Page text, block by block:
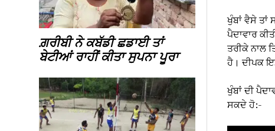
ਗ਼ਰੀਬੀ ਨੇ ਕਬੱਡੀ ਛਡਾਈ ਤਾਂ
ਬੇਟੀਆਂ ਰਾਹੀਂ ਕੀਤਾ ਸੁਪਨਾ ਪੂਰਾ
ਖੁੰਬਾਂ ਵੈਸੇ ਤਾਂ
ਪੈਦਾਵਾਰ
ਤਰੀਕੇ ਨਾਲ
ਹੈ। ਦੀਪਕ
ਖੁੰਬਾਂ ਦੀ
ਸਕਦੇ ਹੋ:-